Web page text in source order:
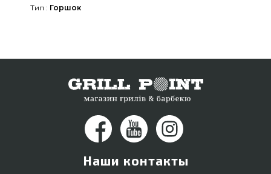
Позвоните прямо сейчас нашим экспертам по
Мелитополь, Житомир
Тип : Горшок
Наши контакты